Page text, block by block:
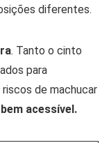
diferentes.
. Tanto o cinto
para
de machucar
acessível.